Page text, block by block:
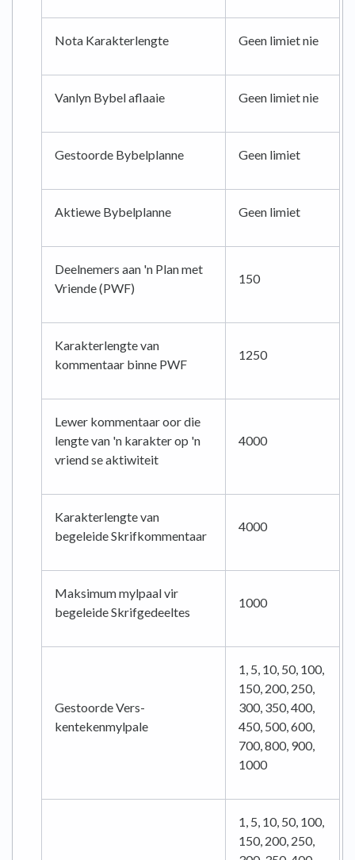
Nota Karakterlengte Geen limiet nie
Vanlyn Bybel aflaaie Geen limiet nie
Gestoorde Bybelplanne Geen limiet
Aktiewe Bybelplanne Geen limiet
Deelnemers aan 'n Plan met
Vriende (PWF)
150
Karakterlengte van
kommentaar binne PWF
1250
Lewer kommentaar oor die
lengte van 'n karakter op 'n
vriend se aktiwiteit
4000
Karakterlengte van
begeleide Skrifkommentaar
4000
Maksimum mylpaal vir
begeleide Skrifgedeeltes
1000
Gestoorde Vers-
kentekenmylpale
1, 5, 10, 50, 100,
150, 200, 250,
300, 350, 400,
450, 500, 600,
700, 800, 900,
1000
1, 5, 10, 50, 100,
150, 200, 250,